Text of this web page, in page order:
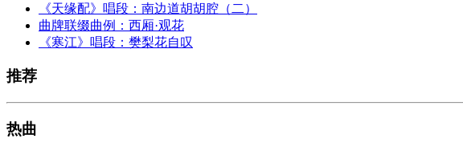
《天缘配》唱段：南边道胡胡腔（二）
曲牌联缀曲例：西厢·观花
《寒江》唱段：樊梨花自叹
推荐
热曲